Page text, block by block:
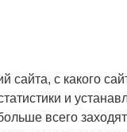
сайта, с какого
и
всего